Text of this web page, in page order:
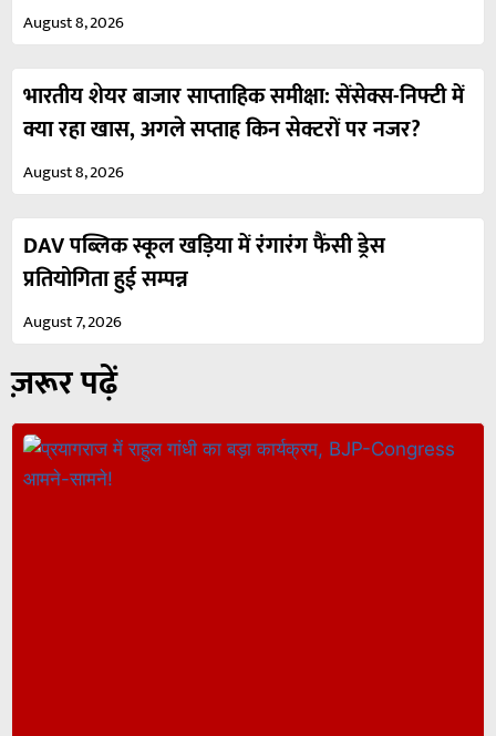
August 8, 2026
भारतीय शेयर बाजार साप्ताहिक समीक्षा: सेंसेक्स-निफ्टी में
क्या रहा खास, अगले सप्ताह किन सेक्टरों पर नजर?
August 8, 2026
DAV पब्लिक स्कूल खड़िया में रंगारंग फैंसी ड्रेस
प्रतियोगिता हुई सम्पन्न
August 7, 2026
ज़रूर पढ़ें